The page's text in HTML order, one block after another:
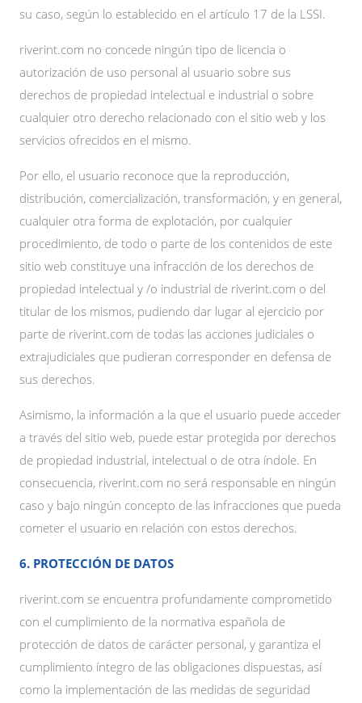
su caso, según lo establecido en el artículo 17 de la LSSI.
riverint.com no concede ningún tipo de licencia o
autorización de uso personal al usuario sobre sus
derechos de propiedad intelectual e industrial o sobre
cualquier otro derecho relacionado con el sitio web y los
servicios ofrecidos en el mismo.
Por ello, el usuario reconoce que la reproducción,
distribución, comercialización, transformación, y en general,
cualquier otra forma de explotación, por cualquier
procedimiento, de todo o parte de los contenidos de este
sitio web constituye una infracción de los derechos de
propiedad intelectual y /o industrial de riverint.com o del
titular de los mismos, pudiendo dar lugar al ejercicio por
parte de riverint.com de todas las acciones judiciales o
extrajudiciales que pudieran corresponder en defensa de
sus derechos.
Asimismo, la información a la que el usuario puede acceder
a través del sitio web, puede estar protegida por derechos
de propiedad industrial, intelectual o de otra índole. En
consecuencia, riverint.com no será responsable en ningún
caso y bajo ningún concepto de las infracciones que pueda
cometer el usuario en relación con estos derechos.
6. PROTECCIÓN DE DATOS
riverint.com se encuentra profundamente comprometido
con el cumplimiento de la normativa española de
protección de datos de carácter personal, y garantiza el
cumplimiento íntegro de las obligaciones dispuestas, así
como la implementación de las medidas de seguridad